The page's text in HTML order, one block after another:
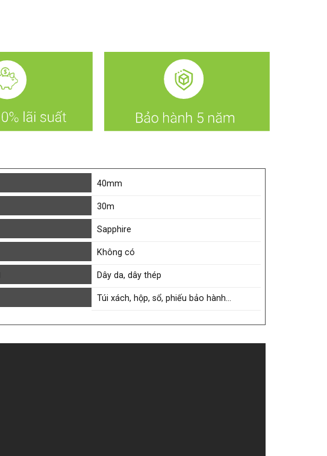
40mm
30m
Sapphire
Không có
Dây da, dây thép
Túi xách, hộp, sổ, phiếu bảo hành…